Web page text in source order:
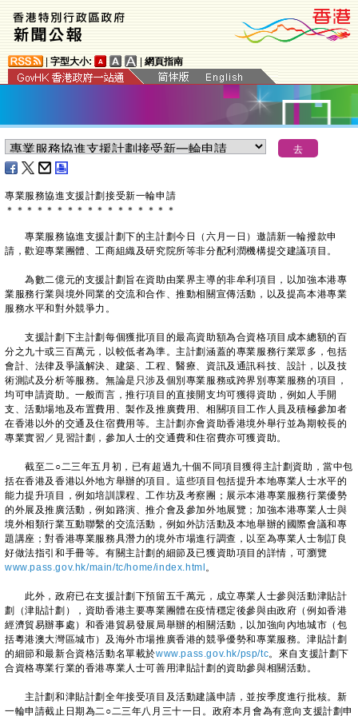
字型大小: 網頁指南
專業服務協進支援計劃接受新一輪申請
＊ ＊ ＊ ＊ ＊ ＊ ＊ ＊ ＊ ＊ ＊ ＊ ＊ ＊ ＊ ＊ ＊
專業服務協進支援計劃下的主計劃今日（六月一日）邀請新一輪撥款申
請，歡迎專業團體、工商組織及研究院所等非分配利潤機構提交建議項目。
為數二億元的支援計劃旨在資助由業界主導的非牟利項目，以加強本港專
業服務行業與境外同業的交流和合作、推動相關宣傳活動，以及提高本港專業
服務水平和對外競爭力。
支援計劃下主計劃每個獲批項目的最高資助額為合資格項目成本總額的百
分之九十或三百萬元，以較低者為準。主計劃涵蓋的專業服務行業眾多，包括
會計、法律及爭議解決、建築、工程、醫療、資訊及通訊科技、設計，以及技
術測試及分析等服務。無論是只涉及個別專業服務或跨界別專業服務的項目，
均可申請資助。一般而言，推行項目的直接開支均可獲得資助，例如人手開
支、活動場地及布置費用、製作及推廣費用、相關項目工作人員及積極參加者
在香港以外的交通及住宿費用等。主計劃亦會資助香港境外舉行並為期較長的
專業實習／見習計劃，參加人士的交通費和住宿費亦可獲資助。
截至二○二三年五月初，已有超過九十個不同項目獲得主計劃資助，當中包
括在香港及香港以外地方舉辦的項目。這些項目包括提升本地專業人士水平的
能力提升項目，例如培訓課程、工作坊及考察團；展示本港專業服務行業優勢
的外展及推廣活動，例如路演、推介會及參加外地展覽；加強本港專業人士與
境外相類行業互動聯繫的交流活動，例如外訪活動及本地舉辦的國際會議和專
題講座；對香港專業服務具潛力的境外市場進行調查，以至為專業人士制訂良
好做法指引和手冊等。有關主計劃的細節及已獲資助項目的詳情，可瀏覽
www.pass.gov.hk/main/tc/home/index.html 。
此外，政府已在支援計劃下預留五千萬元，成立專業人士參與活動津貼計
劃（津貼計劃），資助香港主要專業團體在疫情穩定後參與由政府（例如香港
經濟貿易辦事處）和香港貿易發展局舉辦的相關活動，以加強向內地城市（包
括粵港澳大灣區城市）及海外市場推廣香港的競爭優勢和專業服務。津貼計劃
的細節和最新合資格活動名單載於www.pass.gov.hk/psp/tc。來自支援計劃下
合資格專業行業的香港專業人士可善用津貼計劃的資助參與相關活動。
主計劃和津貼計劃全年接受項目及活動建議申請，並按季度進行批核。新
一輪申請截止日期為二○二三年八月三十一日。政府本月會為有意向支援計劃申